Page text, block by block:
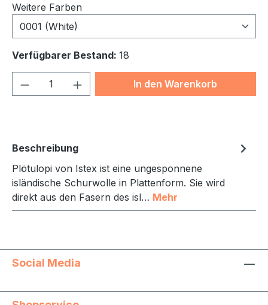
Weitere Farben
0001 (White)
Verfügbarer Bestand: 18
Produkt Anzahl: Gib denIn den Warenkorb
Beschreibung
Plötulopi von Istex ist eine ungesponnene
isländische Schurwolle in Plattenform. Sie wird
direkt aus den Fasern des isl… Mehr
Social Media